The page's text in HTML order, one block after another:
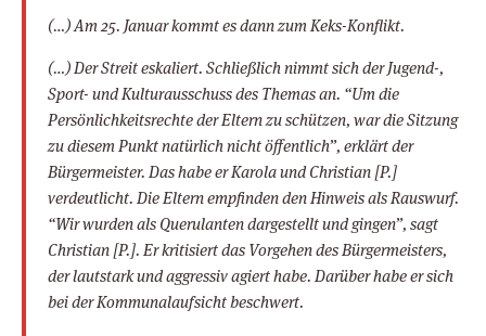
(…) Am 25. Januar kommt es dann zum Keks-Konflikt.
(…) Der Streit eskaliert. Schließlich nimmt sich der Jugend-,
Sport- und Kulturausschuss des Themas an. “Um die
Persönlichkeitsrechte der Eltern zu schützen, war die Sitzung
zu diesem Punkt natürlich nicht öffentlich”, erklärt der
Bürgermeister. Das habe er Karola und Christian [P.]
verdeutlicht. Die Eltern empfinden den Hinweis als Rauswurf.
“Wir wurden als Querulanten dargestellt und gingen”, sagt
Christian [P.]. Er kritisiert das Vorgehen des Bürgermeisters,
der lautstark und aggressiv agiert habe. Darüber habe er sich
bei der Kommunalaufsicht beschwert.